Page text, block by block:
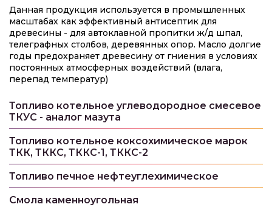
Топливо котельное углеводородное смесевое
ТКУС - аналог мазута
Топливо котельное коксохимическое марок
ТКК, ТККС, ТККС-1, ТККС-2
Топливо печное нефтеуглехимическое
Смола каменноугольная
Данная продукция используется в промышленных
масштабах как эффективный антисептик для
древесины - для автоклавной пропитки ж/д шпал,
телеграфных столбов, деревянных опор. Масло долгие
годы предохраняет древесину от гниения в условиях
постоянных атмосферных воздействий (влага,
перепад температур)